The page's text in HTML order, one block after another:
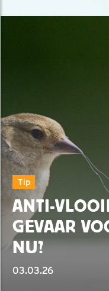
Tip
ANTI-
GEVAAR
NU?
03.03.26